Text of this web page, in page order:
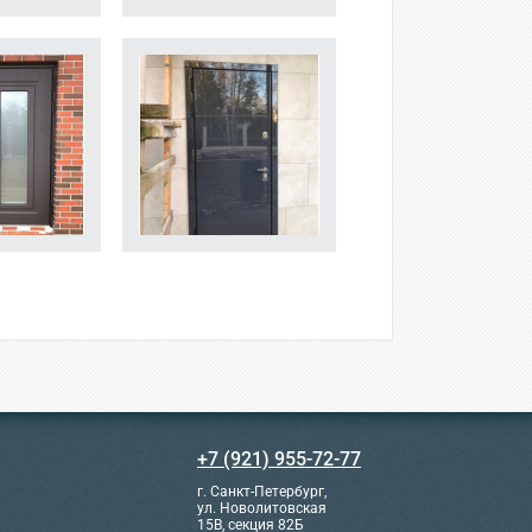
+7 (921) 955-72-77
г. Санкт-Петербург,
ул. Новолитовская
15В, секция 82Б